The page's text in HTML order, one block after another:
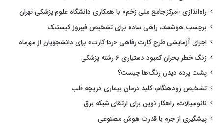
راه‌اندازی «مرکز جامع ملی زخم» با همکاری دانشگاه علوم پزشکی تهران
برچسب هوشمند، راهی ساده برای تشخیص فیبروز کیستیک
اجرای آزمایشی طرح کارت رفاهی «ردا کارت» برای دانشجویان از مهرماه
زنگ خطر بحران کمبود دستیاری ۶ رشته پزشکی
پشت پرده دیدن رنگ‌ها چیست؟
تشخیص زودهنگام، کلید درمان بیماری دریچه قلب
نانوسیالات، راهکار نوین برای ارتقای شبکه برق
پیشگیری از جرم با قدرت هوش مصنوعی